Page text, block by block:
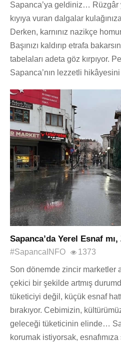
Sapanca’ya geldiniz… Rüzgâr
kıyıya vuran dalgalar
Derken, karnınız nazikçe
Başınızı kaldırıp etrafa
tabelaları adeta göz kırpıyor.
Sapanca’nın lezzetli
Sapanca’da Yerel Esnaf
#SapancaINFO 1373
Son dönemde zincir marketler
çekici bir şekilde artmış
tüketiciyi değil, küçük esnaf
bırakıyor. Cebimizin,
geleceği tüketicinin elinde…
korumak istiyorsak, esnafımıza